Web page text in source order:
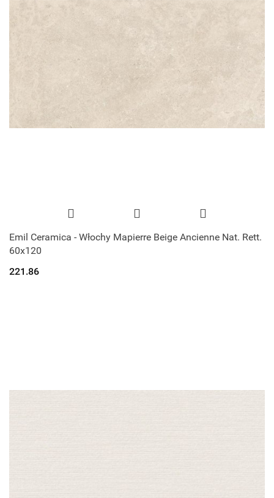
Emil Ceramica - Włochy Mapierre Beige Ancienne Nat. Rett.
60x120
221.86